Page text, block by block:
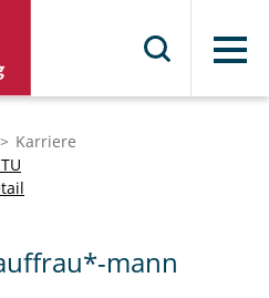
Menü
Karriere
mann